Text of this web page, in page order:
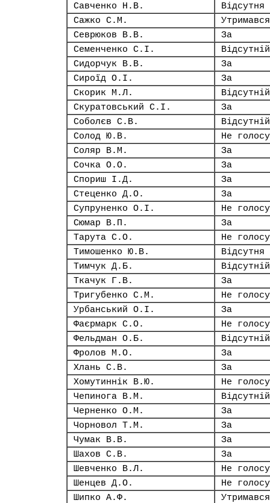
Савченко Н.В.
Відсутня
Сажко С.М.
Утримався
Севрюков В.В.
За
Семенченко С.І.
Відсутній
Сидорчук В.В.
За
Сироїд О.І.
За
Скорик М.Л.
Відсутній
Скуратовський С.І.
За
Соболєв С.В.
Відсутній
Солод Ю.В.
Не
Соляр В.М.
За
Сочка О.О.
За
Спориш І.Д.
За
Стеценко Д.О.
За
Супруненко О.І.
Не
Сюмар В.П.
За
Тарута С.О.
Не
Тимошенко Ю.В.
Відсутня
Тимчук Д.Б.
Відсутній
Ткачук Г.В.
За
Тригубенко С.М.
Не
Урбанський О.І.
За
Фаєрмарк С.О.
Не
Фельдман О.Б.
Відсутній
Фролов М.О.
За
Хлань С.В.
За
Хомутиннік В.Ю.
Не
Чепинога В.М.
Відсутній
Черненко О.М.
За
Чорновол Т.М.
За
Чумак В.В.
За
Шахов С.В.
За
Шевченко В.Л.
Не
Шенцев Д.О.
Не
Шипко А.Ф.
Утримався